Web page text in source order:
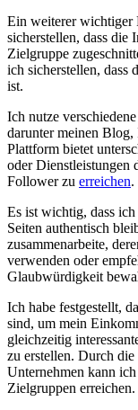
Ein weiterer wichtiger
sicherstellen, dass die
Zielgruppe‍
ich ⁤sicherstellen,⁤ dass
ist.
Ich nutze
darunter meinen Blog,
⁤Plattform bietet
oder Dienstleistungen
Follower zu erreichen.
Es ist wichtig, dass
Seiten authentisch
zusammenarbeite,
verwenden oder⁢
Glaubwürdigkeit
Ich ⁣habe festgestellt,
sind, um mein
gleichzeitig
zu⁢ erstellen. Durch
Unternehmen​ kann
Zielgruppen erreichen.